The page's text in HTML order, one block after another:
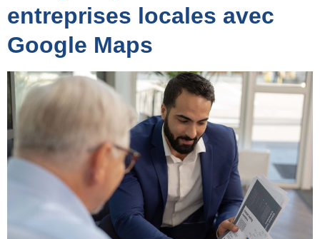
entreprises locales avec
Google Maps